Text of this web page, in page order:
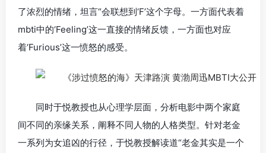
了浓烈的情绪，坦言“会联想到‘F’这个字母。一方面代表着
mbti中的‘Feeling’这一直接的情绪反馈，一方面也对应
着‘Furious’这一愤怒的感受。
同时于悦教授也从心理学层面，分析电影中两个家庭
间不同的亲缘关系，阐释不同人物的人格类型。针对老金
一系列为女追凶的行径，于悦教授解读道“老金其实是一个